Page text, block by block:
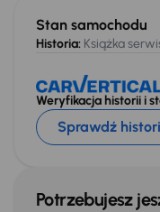
Stan samochodu
Historia: Książka
Weryfikacja historii i
Sprawdź
Potrzebujesz